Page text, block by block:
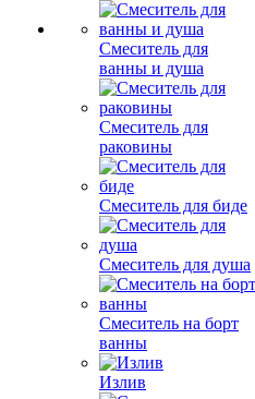
Смеситель для
ванны и душа
Смеситель для
раковины
Смеситель для биде
Смеситель для душа
Смеситель на борт
ванны
Излив